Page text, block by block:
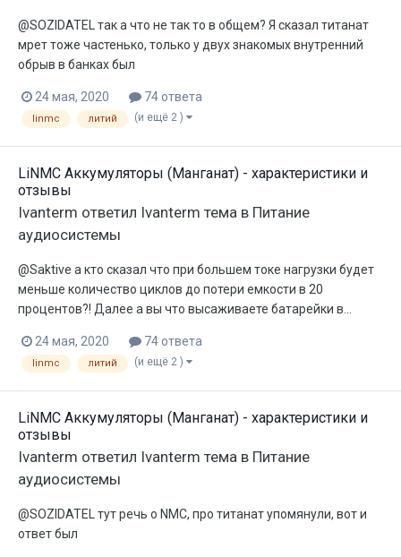
@SOZIDATEL так а что не так то в общем? Я сказал титанат
мрет тоже частенько, только у двух знакомых внутренний
обрыв в банках был
24 мая, 2020 74 ответа
linmc литий (и ещё 2 )
LiNMC Аккумуляторы (Манганат) - характеристики и
отзывы
Ivanterm ответил Ivanterm тема в Питание
аудиосистемы
@Saktive а кто сказал что при большем токе нагрузки будет
меньше количество циклов до потери емкости в 20
процентов?! Далее а вы что высаживаете батарейки в...
24 мая, 2020 74 ответа
linmc литий (и ещё 2 )
LiNMC Аккумуляторы (Манганат) - характеристики и
отзывы
Ivanterm ответил Ivanterm тема в Питание
аудиосистемы
@SOZIDATEL тут речь о NMC, про титанат упомянули, вот и
ответ был